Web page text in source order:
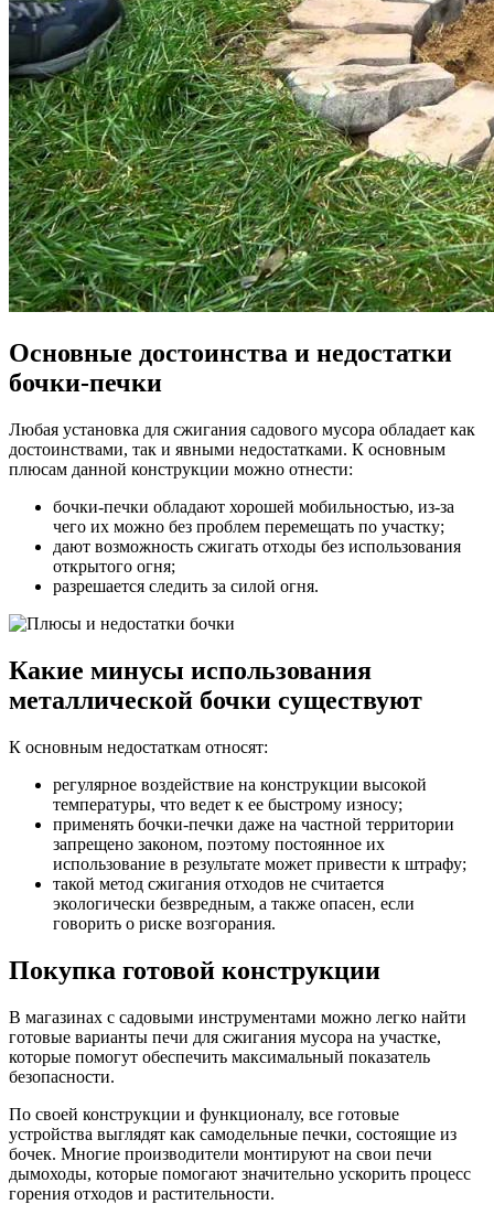
Основные достоинства и недостатки
бочки-печки
Любая установка для сжигания садового мусора обладает как
достоинствами, так и явными недостатками. К основным
плюсам данной конструкции можно отнести:
бочки-печки обладают хорошей мобильностью, из-за
чего их можно без проблем перемещать по участку;
дают возможность сжигать отходы без использования
открытого огня;
разрешается следить за силой огня.
Какие минусы использования
металлической бочки существуют
К основным недостаткам относят:
регулярное воздействие на конструкции высокой
температуры, что ведет к ее быстрому износу;
применять бочки-печки даже на частной территории
запрещено законом, поэтому постоянное их
использование в результате может привести к штрафу;
такой метод сжигания отходов не считается
экологически безвредным, а также опасен, если
говорить о риске возгорания.
Покупка готовой конструкции
В магазинах с садовыми инструментами можно легко найти
готовые варианты печи для сжигания мусора на участке,
которые помогут обеспечить максимальный показатель
безопасности.
По своей конструкции и функционалу, все готовые
устройства выглядят как самодельные печки, состоящие из
бочек. Многие производители монтируют на свои печи
дымоходы, которые помогают значительно ускорить процесс
горения отходов и растительности.